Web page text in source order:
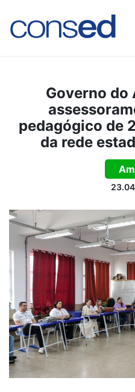
Governo do
pedagógico de
da rede